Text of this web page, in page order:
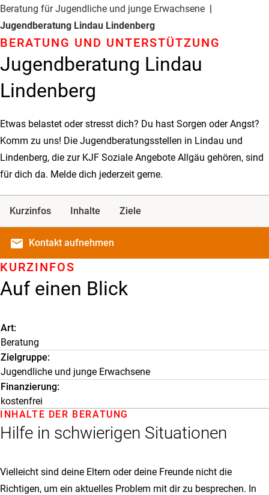
Beratung für Jugendliche und junge Erwachsene
Jugendberatung Lindau Lindenberg
Jugendberatung Lindau
Lindenberg
BERATUNG UND UNTER­STÜTZUNG
Etwas belastet oder stresst dich? Du hast Sorgen oder Angst?
Komm zu uns! Die Jugendberatungsstellen in Lindau und
Lindenberg, die zur KJF Soziale Angebote Allgäu gehören, sind
für dich da. Melde dich jederzeit gerne.
Kurzinfos Inhalte Ziele
email Kontakt aufnehmen
Auf einen Blick
KURZINFOS
Art
Beratung
Zielgruppe
Jugendliche und junge Erwachsene
Finanzierung
kostenfrei
Hilfe in schwierigen Situationen
INHALTE DER BERATUNG
Vielleicht sind deine Eltern oder deine Freunde nicht die
Richtigen, um ein aktuelles Problem mit dir zu besprechen. In